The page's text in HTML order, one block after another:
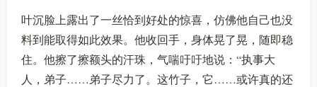
叶沉脸上露出了一丝恰到好处的惊喜，仿佛他自己也没
料到能取得如此效果。他收回手，身体晃了晃，随即稳
住。他擦了擦额头的汗珠，气喘吁吁地说：“执事大
人，弟子……弟子尽力了。这竹子，它……或许真的还